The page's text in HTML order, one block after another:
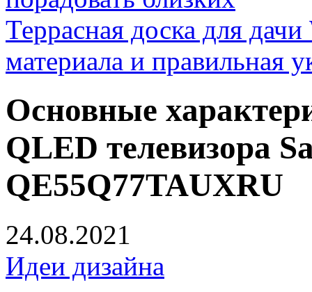
Террасная доска для
материала и правильная
Основные
QLED телевизора
QE55Q77TAUXRU
24.08.2021
Идеи дизайна